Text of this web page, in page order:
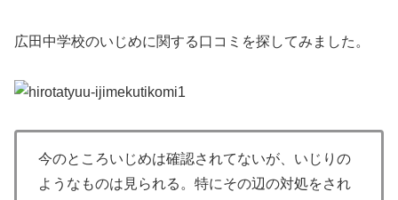
広田中学校のいじめに関する口コミを探してみました。
今のところいじめは確認されてないが、いじりの
ようなものは見られる。特にその辺の対処をされ